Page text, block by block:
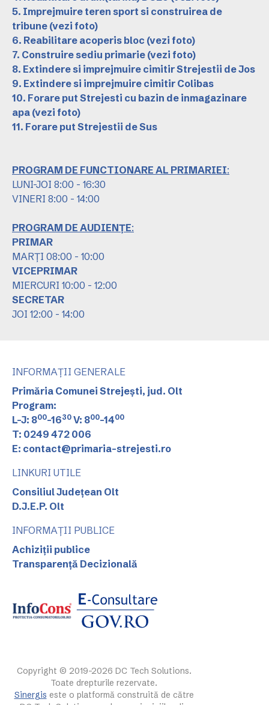
5. Imprejmuire teren sport si construirea de
tribune (vezi foto)
6. Reabilitare acoperis bloc (vezi foto)
7. Construire sediu primarie (vezi foto)
8. Extindere si imprejmuire cimitir Strejestii de Jos
9. Extindere si imprejmuire cimitir Colibas
10. Forare put Strejesti cu bazin de inmagazinare
apa (vezi foto)
11. Forare put Strejestii de Sus
PROGRAM DE FUNCTIONARE AL PRIMARIEI:
LUNI-JOI 8:00 - 16:30
VINERI 8:00 - 14:00
PROGRAM DE AUDIENȚE:
PRIMAR
MARȚI 08:00 - 10:00
VICEPRIMAR
MIERCURI 10:00 - 12:00
SECRETAR
JOI 12:00 - 14:00
INFORMAȚII GENERALE
Primăria Comunei Strejești, jud. Olt
Program:
L-J: 800-1630 V: 800-1400
T: 0249 472 006
E: contact@primaria-strejesti.ro
LINKURI UTILE
Consiliul Județean Olt
D.J.E.P. Olt
INFORMAȚII PUBLICE
Achiziții publice
Transparență Decizională
Copyright © 2019-2026 DC Tech Solutions.
Toate drepturile rezervate.
Sinergis este o platformă construită de către